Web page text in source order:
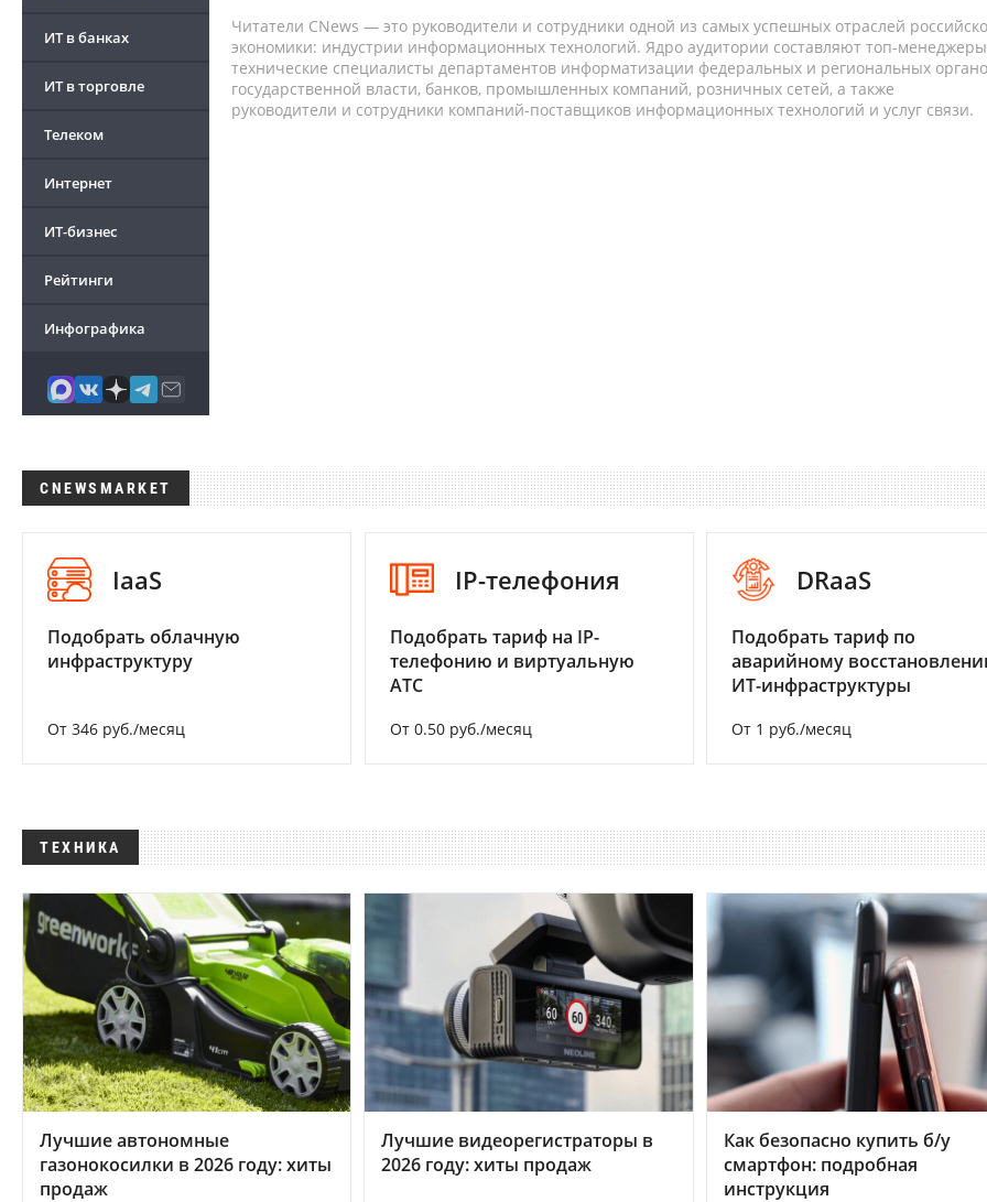
ИТ в банках
ИТ в торговле
Телеком
Интернет
ИТ-бизнес
Рейтинги
Инфографика
Читатели CNews — это руководители и сотрудники одной из самых успешных отраслей
экономики: индустрии информационных технологий. Ядро аудитории составляют топ-
технические специалисты департаментов информатизации федеральных и региональных
государственной власти, банков, промышленных компаний, розничных сетей, а также
руководители и сотрудники компаний-поставщиков информационных технологий и услуг связи.
CNEWSMARKET
IaaS
Подобрать облачную
инфраструктуру
От 346 руб./месяц
IP-телефония
Подобрать тариф на IP-
телефонию и виртуальную
АТС
От 0.50 руб./месяц
DRaaS
Подобрать тариф по
аварийному
ИТ-инфраструктуры
От 1 руб./месяц
ТЕХНИКА
Лучшие автономные
газонокосилки в 2026 году: хиты
продаж
Лучшие видеорегистраторы в
2026 году: хиты продаж
Как безопасно купить б/у
смартфон: подробная
инструкция